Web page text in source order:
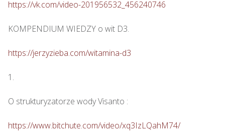
https://vk.com/video-201956532_456240746
KOMPENDIUM WIEDZY o wit D3.
https://jerzyzieba.com/witamina-d3
1.
O strukturyzatorze wody Visanto :
https://www.bitchute.com/video/xq3IzLQahM74/